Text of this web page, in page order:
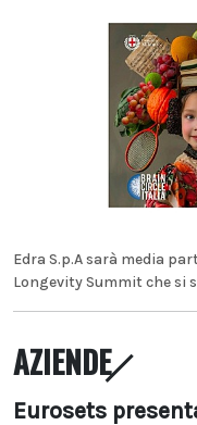
Edra S.p.A sarà media
Longevity Summit che si
AZIENDE
Eurosets